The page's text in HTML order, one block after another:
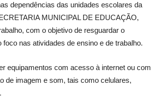
dependências das unidades escolares da
MUNICIPAL DE EDUCAÇÃO,
com o objetivo de resguardar o
nas atividades de ensino e de trabalho.
equipamentos com acesso à internet ou com
de imagem e som, tais como celulares,